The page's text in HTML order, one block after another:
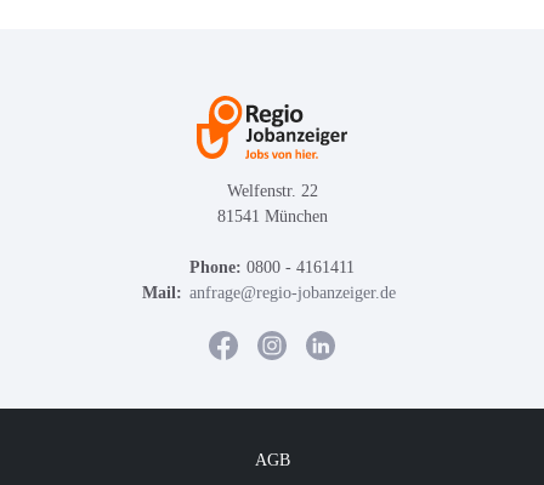
Welfenstr. 22
81541 München
Phone: 0800 - 4161411
Mail: anfrage@regio-jobanzeiger.de
AGB